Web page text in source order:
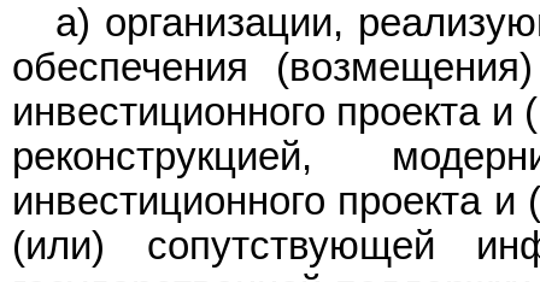
а) организации,
обеспечения
инвестиционного проекта
реконструкцией,
инвестиционного проекта
(или) сопутствующей